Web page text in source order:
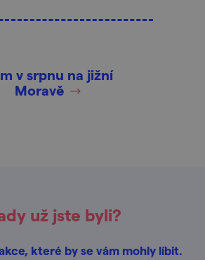
v srpnu na jižní
Moravě
už jste byli?
které by se vám mohly líbit.